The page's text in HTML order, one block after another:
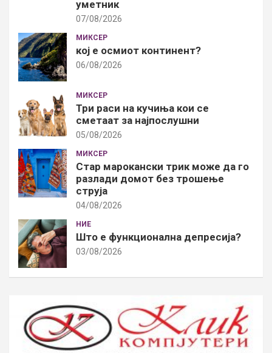
уметник
07/08/2026
МИКСЕР
кој е осмиот континент?
06/08/2026
МИКСЕР
Три раси на кучиња кои се
сметаат за најпослушни
05/08/2026
МИКСЕР
Стар марокански трик може да го
разлади домот без трошење
струја
04/08/2026
НИЕ
Што е функционална депресија?
03/08/2026